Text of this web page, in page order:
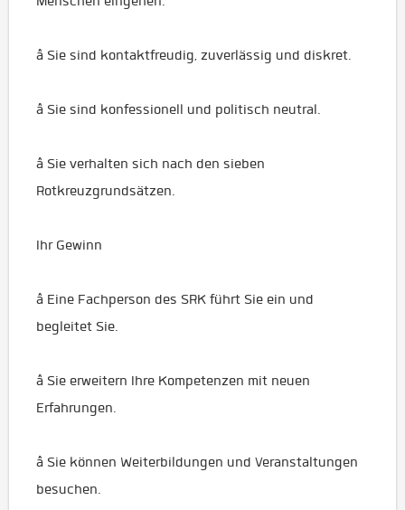
â Sie sind kontaktfreudig, zuverlässig und diskret.
â Sie sind konfessionell und politisch neutral.
â Sie verhalten sich nach den sieben
Rotkreuzgrundsätzen.
Ihr Gewinn
â Eine Fachperson des SRK führt Sie ein und
begleitet Sie.
â Sie erweitern Ihre Kompetenzen mit neuen
Erfahrungen.
â Sie können Weiterbildungen und Veranstaltungen
besuchen.